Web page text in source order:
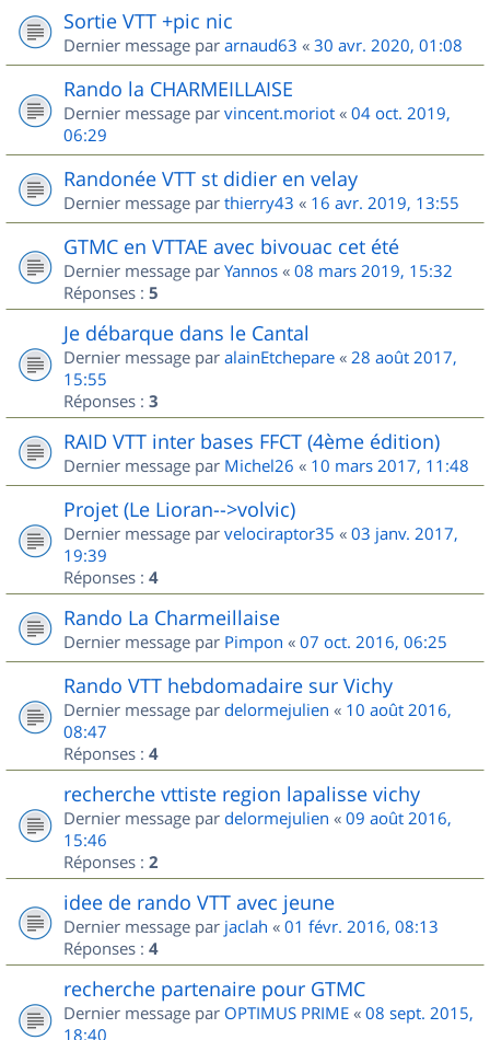
Sortie VTT +pic nic
Dernier message par arnaud63 « 30 avr. 2020, 01:08
Rando la CHARMEILLAISE
Dernier message par vincent.moriot « 04 oct. 2019,
06:29
Randonée VTT st didier en velay
Dernier message par thierry43 « 16 avr. 2019, 13:55
GTMC en VTTAE avec bivouac cet été
Dernier message par Yannos « 08 mars 2019, 15:32
Réponses : 5
Je débarque dans le Cantal
Dernier message par alainEtchepare « 28 août 2017,
15:55
Réponses : 3
RAID VTT inter bases FFCT (4ème édition)
Dernier message par Michel26 « 10 mars 2017, 11:48
Projet (Le Lioran-->volvic)
Dernier message par velociraptor35 « 03 janv. 2017,
19:39
Réponses : 4
Rando La Charmeillaise
Dernier message par Pimpon « 07 oct. 2016, 06:25
Rando VTT hebdomadaire sur Vichy
Dernier message par delormejulien « 10 août 2016,
08:47
Réponses : 4
recherche vttiste region lapalisse vichy
Dernier message par delormejulien « 09 août 2016,
15:46
Réponses : 2
idee de rando VTT avec jeune
Dernier message par jaclah « 01 févr. 2016, 08:13
Réponses : 4
recherche partenaire pour GTMC
Dernier message par OPTIMUS PRIME « 08 sept. 2015,
18:40